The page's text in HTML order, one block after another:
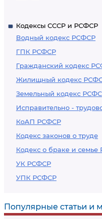
Кодексы СССР и РСФСР
Водный кодекс РСФСР
ГПК РСФСР
Гражданский кодекс
Жилищный кодекс
Земельный кодекс
Исправительно -
КоАП РСФСР
Кодекс законов о труде
Кодекс о браке и
УК РСФСР
УПК РСФСР
Популярные статьи и